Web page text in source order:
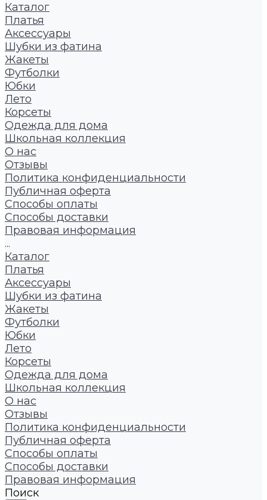
Каталог
Платья
Аксессуары
Шубки из фатина
Жакеты
Футболки
Юбки
Лето
Корсеты
Одежда для дома
Школьная коллекция
О нас
Отзывы
Политика конфиденциальности
Публичная оферта
Способы оплаты
Способы доставки
Правовая информация
...
Каталог
Платья
Аксессуары
Шубки из фатина
Жакеты
Футболки
Юбки
Лето
Корсеты
Одежда для дома
Школьная коллекция
О нас
Отзывы
Политика конфиденциальности
Публичная оферта
Способы оплаты
Способы доставки
Правовая информация
Поиск